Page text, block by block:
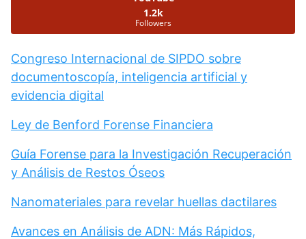
1.2k
Followers
Congreso Internacional de SIPDO sobre
documentoscopía, inteligencia artificial y
evidencia digital
Ley de Benford Forense Financiera
Guía Forense para la Investigación Recuperación
y Análisis de Restos Óseos
Nanomateriales para revelar huellas dactilares
Avances en Análisis de ADN: Más Rápidos,